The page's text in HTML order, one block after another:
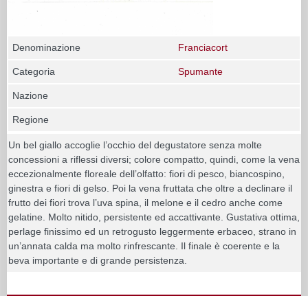
Denominazione Franciacort
Categoria Spumante
Nazione
Regione
Un bel giallo accoglie l’occhio del degustatore senza molte
concessioni a riflessi diversi; colore compatto, quindi, come la vena
eccezionalmente floreale dell’olfatto: fiori di pesco, biancospino,
ginestra e fiori di gelso. Poi la vena fruttata che oltre a declinare il
frutto dei fiori trova l’uva spina, il melone e il cedro anche come
gelatine. Molto nitido, persistente ed accattivante. Gustativa ottima,
perlage finissimo ed un retrogusto leggermente erbaceo, strano in
un’annata calda ma molto rinfrescante. Il finale è coerente e la
beva importante e di grande persistenza.